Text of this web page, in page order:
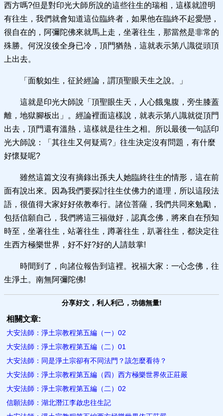
西方嗎?但是對印光大師所說的這些往生的瑞相，這樣就證明
有往生，我們就會知道這位臨終者，如果他在臨終不起愛戀，
很自在的，阿彌陀佛來就馬上走，坐著往生，那當然是非常的
殊勝。何況沒後全身已冷，頂門猶熱，這就表示第八識從頭頂
上出去。
「面貌如生，征於經論，謂頂聖眼天生之說。」
這就是印光大師說「頂聖眼生天，人心餓鬼腹，旁生膝蓋
離，地獄腳板出」。經論裡面這樣說，就表示第八識就從頂門
出去，頂門還有溫熱，這樣就是往生之相。所以最後一句話印
光大師說：「其往生又何疑焉?」往生決定沒有問題，有什麼
好懷疑呢?
雖然這篇文沒有摘錄出孫夫人她臨終往生的情形，這在前
面有說出來。因為我們要探討往生仗佛力的道理，所以這段法
語，很值得大家好好依教奉行。諸位菩薩，我們共同來勉勵，
包括信願自己，我們將這三福做好，認真念佛，將來自在預知
時至，坐著往生，站著往生，蹲著往生，趴著往生，都決定往
生西方極樂世界，好不好?好的人請鼓掌!
時間到了，向諸位報告到這裡。祝福大家：一心念佛，往
生淨土。南無阿彌陀佛!
分享好文，利人利己，功德無量!
相關文章:
大安法師：淨土宗教程第五編（一）02
大安法師：淨土宗教程第五編（二）01
大安法師：同是淨土宗卻有不同法門？該怎麼看待？
大安法師：淨土宗教程第五編（四）西方極樂世界依正莊嚴
大安法師：淨土宗教程第五編（二）02
信願法師：湖北潛江李啟忠往生記